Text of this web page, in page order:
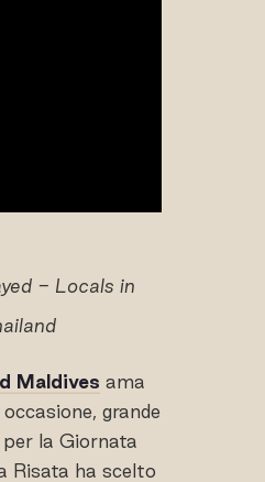
- Locals in
Maldives ama
grande
la Giornata
Risata ha scelto